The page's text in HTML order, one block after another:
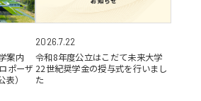
案内
ポーザ
）
2026.7.22
令和8年度公立はこだて未来大学
22世紀奨学金の授与式を行いまし
た